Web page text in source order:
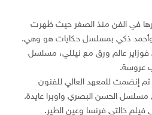
في الفن منذ الصغر حيث ظهرت
ذكي بمسلسل حكايات هو وهي.
عالم ورق مع نيللي، مسلسل
عروسة.
إنضمت للمعهد العالي للفنون
الحسن البصري واوبرا عايدة.
فيلم خالتي فرنسا وعين الطير.